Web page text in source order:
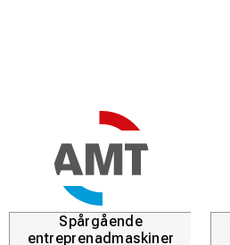
Spårgående
entreprenadmaskiner